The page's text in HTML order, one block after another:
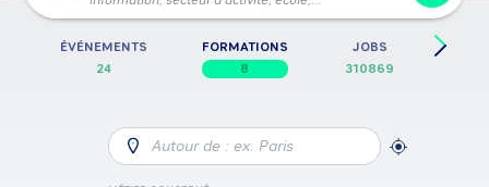
ÉVÉNEMENTS
24
FORMATIONS
8
JOBS
310869
Autour de : ex. Paris